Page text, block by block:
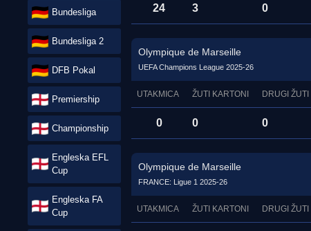
Bundesliga
Bundesliga 2
DFB Pokal
Premiership
Championship
Engleska EFL
Cup
Engleska FA
Cup
24 3 0
Olympique de Marseille
UEFA Champions League 2025-26
UTAKMICA ŽUTI KARTONI DRUGI ŽUTI
0 0 0
Olympique de Marseille
FRANCE: Ligue 1 2025-26
UTAKMICA ŽUTI KARTONI DRUGI ŽUTI